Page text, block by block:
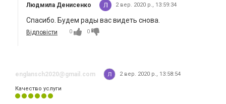
Людмила Денисенко 2 вер. 2020 р., 13:59:34
Спасибо. Будем рады вас видеть снова.
Відповісти 0 0
englansch2020@gmail.com 2 вер. 2020 р., 13:58:54
Качество услуги